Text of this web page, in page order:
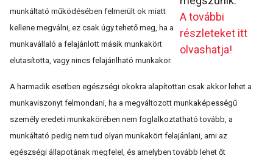
A további
részleteket itt
olvashatja!
munkáltató működésében felmerült ok miatt
kellene megválni, ez csak úgy tehető meg, ha a
munkavállaló a felajánlott másik munkakört
elutasította, vagy nincs felajánlható munkakör.
A harmadik esetben egészségi okokra alapítottan csak akkor lehet a
munkaviszonyt felmondani, ha a megváltozott munkaképességű
személy eredeti munkakörében nem foglalkoztatható tovább, a
munkáltató pedig nem tud olyan munkakört felajánlani, ami az
egészségi állapotának megfelel, és amelyben tovább lehet őt